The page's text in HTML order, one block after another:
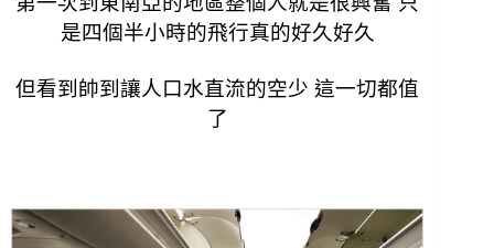
是四個半小時的飛行真的好久好久
但看到帥到讓人口水直流的空少 這一切都值
了